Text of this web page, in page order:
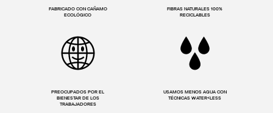
FABRICADO CON CAÑAMO
ECOLÓGICO
FIBRAS NATURALES 100%
RECICLABLES
PREOCUPADOS POR EL
BIENESTAR DE LOS
TRABAJADORES
USAMOS MENOS AGUA CON
TÉCNICAS WATER<LESS